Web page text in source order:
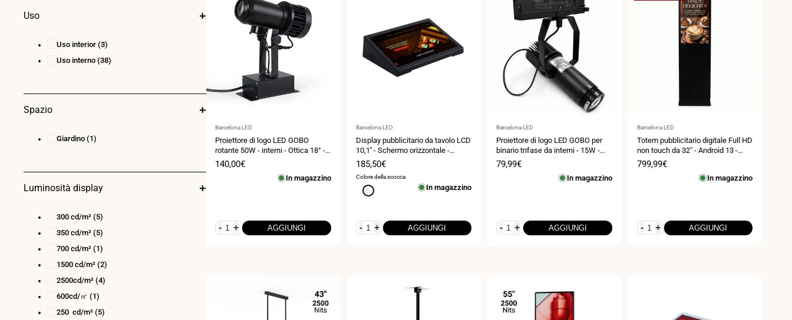
Fornitore:
Barcelona LED
Proiettore di logo LED GOBO
rotante 50W - interni - Ottica 18° -
IP20
Prezzo
140,00€
In magazzino
- + AGGIUNGI
Fornitore:
Barcelona LED
Display pubblicitario da tavolo LCD
10,1'' - Schermo orizzontale -
Touch - Android 10
Prezzo
di
vendita
185,50€
Colore della scocca
Bianco In magazzino
- + AGGIUNGI
Fornitore:
Barcelona LED
Proiettore di logo LED GOBO per
binario trifase da interni - 15W -
ottica 20° - IP20
Prezzo
79,99€
In magazzino
- + AGGIUNGI
Fornitore:
Barcelona LED
Totem pubblicitario digitale Full HD
non touch da 32" - Android 13 -
Segnaletica verticale per interni
Prezzo
799,99€
In magazzino
- + AGGIUNGI
Uso
Uso interior (3)
Uso interno (38)
Spazio
Giardino (1)
Luminosità display
300 cd/m² (5)
350 cd/m² (5)
700 cd/m² (1)
1500 cd/m² (2)
2500cd/m² (4)
600cd/㎡ (1)
250 cd/m² (5)